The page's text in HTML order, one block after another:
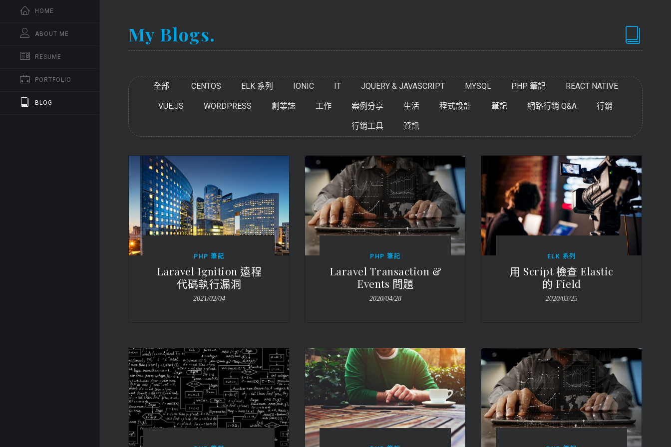
HOME
ABOUT ME
RESUME
PORTFOLIO
BLOG
My Blogs.
全部 CENTOS ELK 系列 IONIC IT JQUERY & JAVASCRIPT MYSQL PHP 筆記 REACT NATIVE
VUE.JS WORDPRESS 創業誌 工作 案例分享 生活 程式設計 筆記 網路行銷 Q&A 行銷
行銷工具 資訊
PHP 筆記
Laravel Ignition 遠程
代碼執行漏洞
2021/02/04
PHP 筆記
Laravel Transaction &
Events 問題
2020/04/28
ELK 系列
用 Script 檢查 Elastic
的 Field
2020/03/25